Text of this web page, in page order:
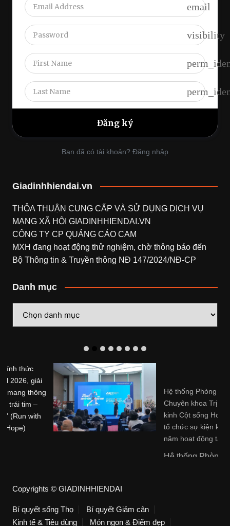
email
visibility
Bạn đã có tài khoản? Đăng nhập
Giadinhhiendai.vn
THỎA THUẬN CUNG CẤP VÀ SỬ DỤNG DỊCH VỤ
MẠNG XÃ HỘI GIADINHHIENDAI.VN
CÔNG TY CP QUẢNG CÁO CAM
MXH đang hoạt động thử nghiệm, chờ thông báo đến
Bộ Thông tin & Truyền thông NĐ 147/2024/NĐ-CP
Danh mục
mục
Hệ thống Phòng khám
Chuyên khoa Trị liệu Thần
kinh Cột sống Hoa Kỳ (ACC)
tổ chức sự kiện kỷ niệm 20
năm hoạt động tại Việt Nam
Hệ thống Phòng khám ...
Kinh tế & Tiêu dùng
Món ngon & Điểm đẹp
Khỏe & Đẹp 24h
Góc thư giãn Cha mẹ & Con cái